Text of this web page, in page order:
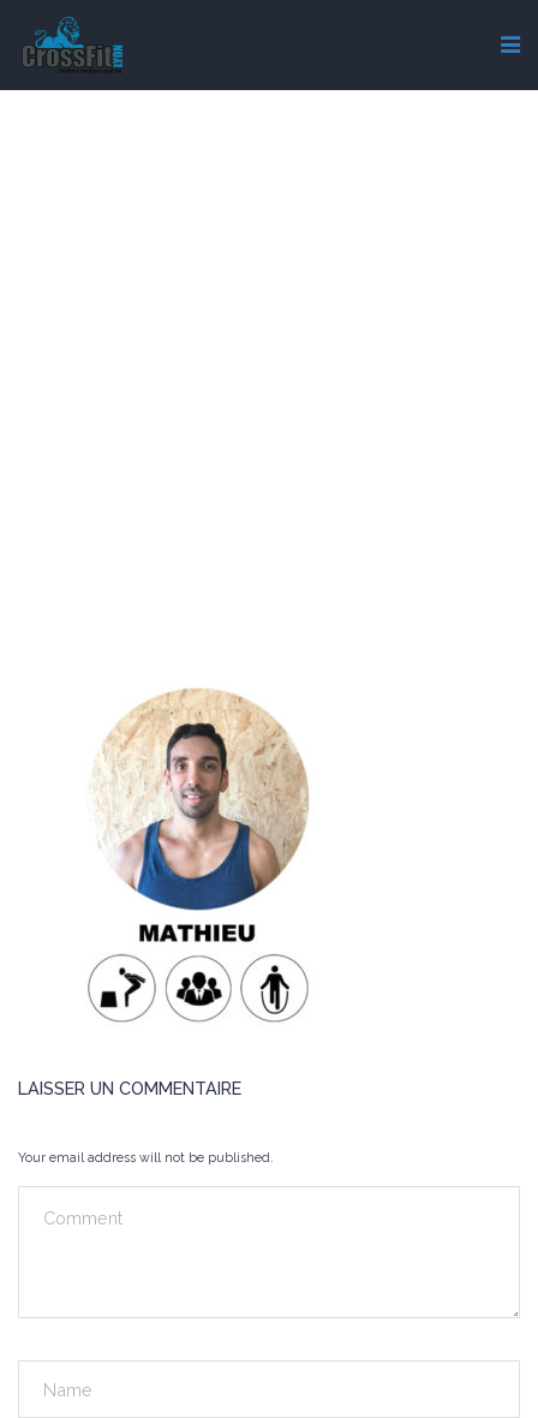
LAISSER UN COMMENTAIRE
Your email address will not be published.